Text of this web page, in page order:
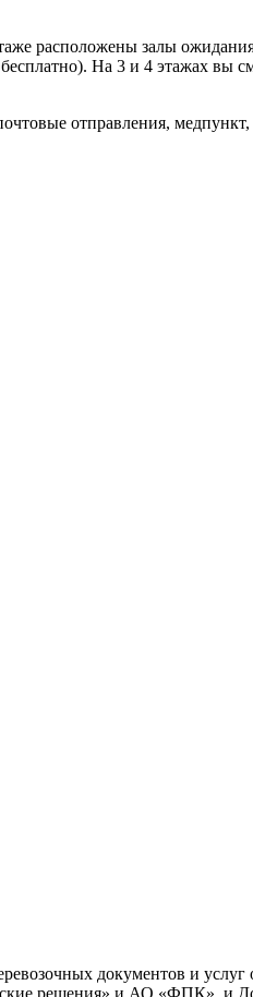
расположены залы
На 3 и 4 этажах вы
отправления,
документов и
решения» и АО «ФПК», и